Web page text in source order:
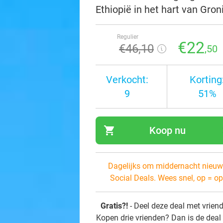
Ethiopië in het hart van
Regulier
€46,10 €22,50
Verkocht:
9
51%
shopping_cart Koop nu
Dagelijks om middernacht
Social Deals. Wees snel, op =
Gratis?! - Deel deze deal met
Kopen drie vrienden? Dan is de